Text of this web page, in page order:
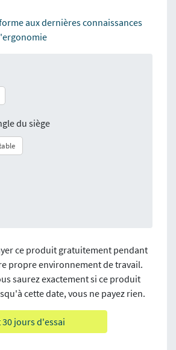
aux dernières connaissances
du siège
ce produit gratuitement pendant
propre environnement de travail.
saurez exactement si ce produit
cette date, vous ne payez rien.
jours d'essai